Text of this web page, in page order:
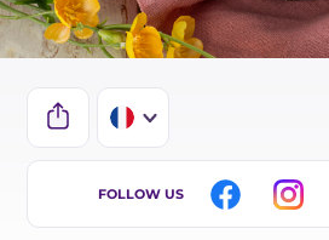
IT
FOLLOW US